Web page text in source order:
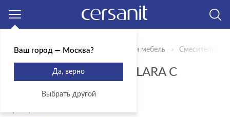
Главная Продукты Сантехника и мебель Смесители
ДУШЕВАЯ СИСТЕМА LARA С
ИЗЛИВОМ ЧЕРНЫЙ
Ваш город — Москва?
Да, верно
Выбрать другой